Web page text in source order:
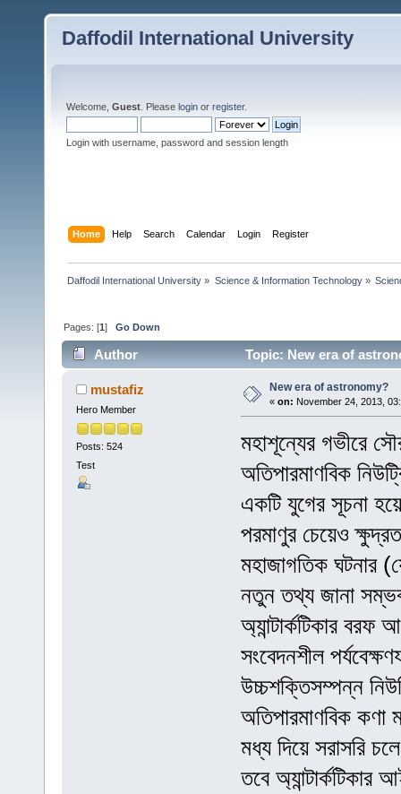
Daffodil International University
Welcome, Guest . Please login or register.
Login with username, password and session length
Home Help Search Calendar Login Register
Daffodil International University » Science & Information Technology»
Pages: [1]Go Down
Author Topic: New era of
mustafiz
Hero Member
Posts: 524
Test
New era of astronomy?
« on: November 24, 2013,
মহাশূন্যের গভীরে
অতিপারমাণবিক
একটি যুগের সূচনা
পরমাণুর চেয়েও
মহাজাগতিক ঘটনার
নতুন তথ্য জানা
অ্যান্টার্কটিকার
সংবেদনশীল
উচ্চশক্তিসম্পন্ন
অতিপারমাণবিক কণা
মধ্য দিয়ে সরাসরি
তবে অ্যান্টার্কটিকার